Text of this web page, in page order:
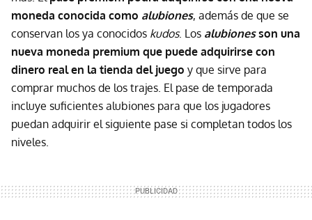
moneda conocida como alubiones, además de que se
conservan los ya conocidos kudos. Los alubionesson una
nueva moneda premium que puede adquirirse con
dinero real en la tienda del juego y que sirve para
comprar muchos de los trajes. El pase de temporada
incluye suficientes alubiones para que los jugadores
puedan adquirir el siguiente pase si completan todos los
niveles.